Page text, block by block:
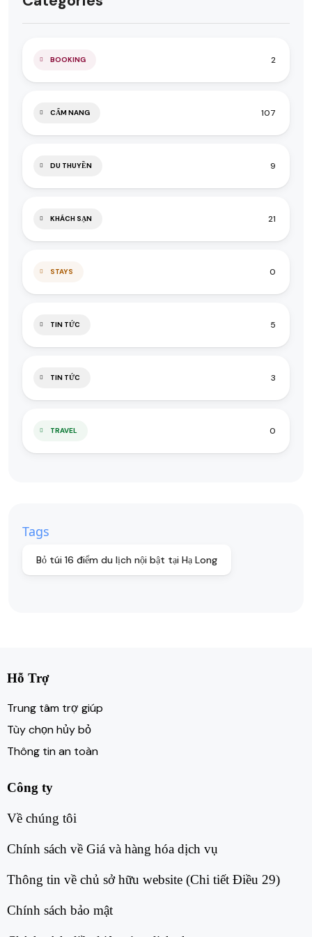
BOOKING 2
CẨM NANG 107
DU THUYỀN 9
KHÁCH SẠN 21
STAYS 0
TIN TỨC 5
TIN TỨC 3
TRAVEL 0
Tags
Bỏ túi 16 điểm du lịch nội bật tại Hạ Long
Hỗ Trợ
Trung tâm trợ giúp
Tùy chọn hủy bỏ
Thông tin an toàn
Công ty
Về chúng tôi​
Chính sách về Giá và hàng hóa dịch vụ​
Thông tin về chủ sở hữu website (Chi tiết Điều 29)​
Chính sách bảo mật​